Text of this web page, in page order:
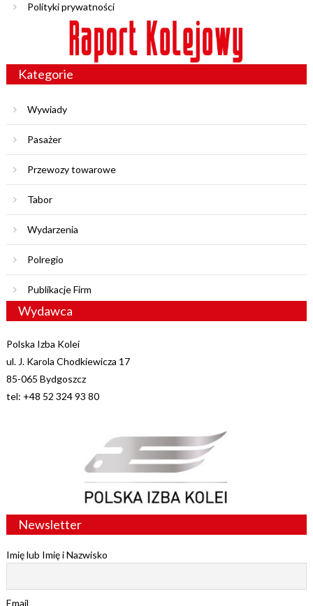
Polityki prywatności
Kategorie
Wywiady
Pasażer
Przewozy towarowe
Tabor
Wydarzenia
Polregio
Publikacje Firm
Wydawca
Polska Izba Kolei
ul. J. Karola Chodkiewicza 17
85-065 Bydgoszcz
tel: +48 52 324 93 80
Newsletter
Imię lub Imię i Nazwisko
Email